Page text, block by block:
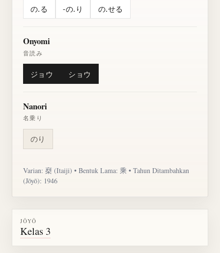
の.る -の.り の.せる
Onyomi
音読み
ジョウ ショウ
Nanori
名乗り
のり
Varian: 椉(Itaiji) • Bentuk Lama: 乘 • Tahun Ditambahkan
(Jōyō): 1946
JŌYŌ
Kelas 3